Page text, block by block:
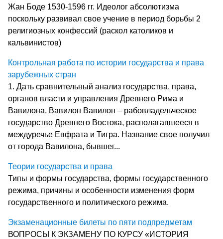
Жан Боде 1530-1596 гг. Идеолог абсолютизма
поскольку развивал свое учение в период борьбы 2
религиозных конфессий (раскол католиков и
кальвинистов)
Контрольная работа по истории государства и права
зарубежных стран
1. Дать сравнительный анализ государства, права,
органов власти и управления Древнего Рима и
Вавилона. Вавилон Вавилон – рабовладельческое
государство Древнего Востока, располагавшееся в
междуречье Евфрата и Тигра. Название свое получил
от города Вавилона, бывшег...
Теории государства и права
Типы и формы государства, формы государственного
режима, причины и особенности изменения форм
государственного и политического режима.
Экзаменационные билеты по пяти подпредметам
ВОПРОСЫ К ЭКЗАМЕНУ ПО КУРСУ «ИСТОРИЯ